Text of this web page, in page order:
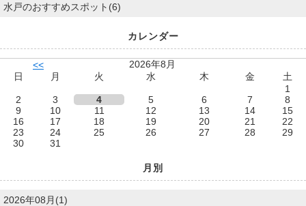
水戸のおすすめスポット(6)
カレンダー
<<
2026年8月
日
月 火 水 木 金
土
1
2
3 4 5 6 7
8
9
10 11 12 13 14
15
16
17 18 19 20 21
22
23
24 25 26 27 28
29
30
31
月別
2026年08月(1)